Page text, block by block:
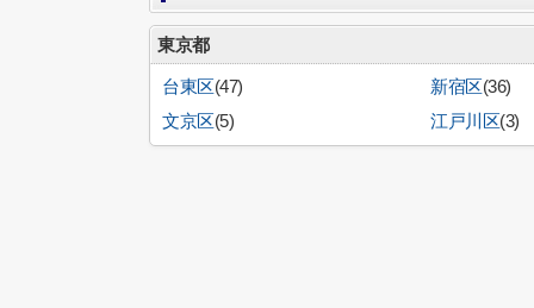
東京都
台東区(47) 新宿区(36)
文京区(5) 江戸川区(3)